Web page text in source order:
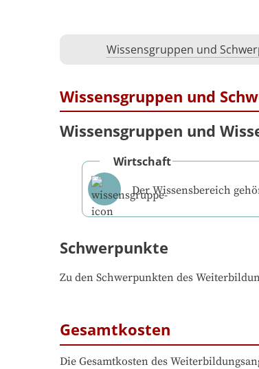
Wissensgruppen und
Wissensgruppen und
Wissensgruppen und
Wirtschaft
Der Wissensbereich
Schwerpunkte
Zu den Schwerpunkten des
Gesamtkosten
Die Gesamtkosten des